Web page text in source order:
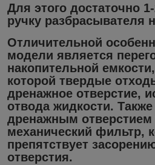
Для этого достаточно
ручку разбрасывателя
Отличительной
модели является
накопительной
которой твердые
дренажное отверстие,
отвода жидкости.
дренажным отверстием
механический фильтр,
препятствует
отверстия.